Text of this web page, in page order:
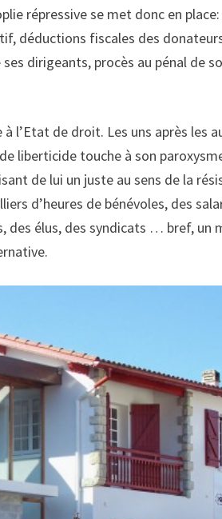
répressive se met donc en
déductions fiscales des
dirigeants, procès au pénal de
l’Etat de droit. Les uns après les
liberticide touche à son
de lui un juste au sens de la
d’heures de bénévoles, des
des élus, des syndicats … bref, un